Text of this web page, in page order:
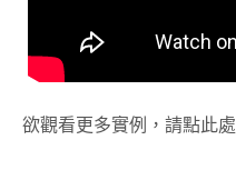
欲觀看更多實例，請點此處